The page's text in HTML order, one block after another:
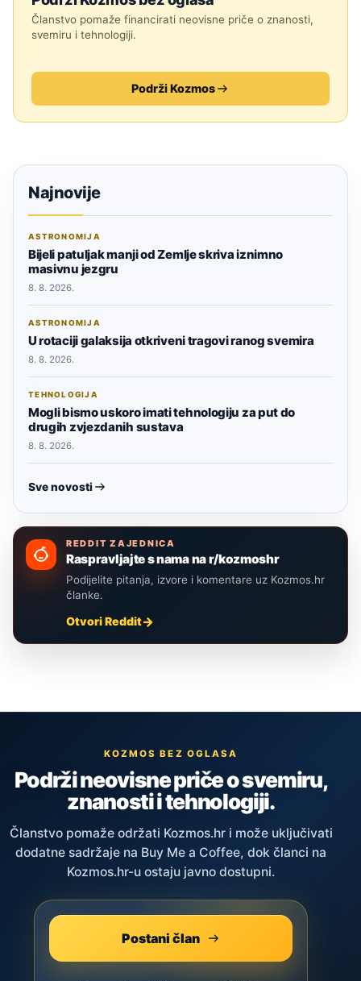
Članstvo pomaže financirati neovisne priče o znanosti,
svemiru i tehnologiji.
Podrži Kozmos
Najnovije
ASTRONOMIJA
Bijeli patuljak manji od Zemlje skriva iznimno
masivnu jezgru
8. 8. 2026.
ASTRONOMIJA
U rotaciji galaksija otkriveni tragovi ranog svemira
8. 8. 2026.
TEHNOLOGIJA
Mogli bismo uskoro imati tehnologiju za put do
drugih zvjezdanih sustava
8. 8. 2026.
Sve novosti
REDDIT ZAJEDNICA
Raspravljajte s nama na r/kozmoshr
Podijelite pitanja, izvore i komentare uz Kozmos.hr
članke.
Otvori Reddit
KOZMOS BEZ OGLASA
Podrži neovisne priče o svemiru,
znanosti i tehnologiji.
Članstvo pomaže održati Kozmos.hr i može uključivati
dodatne sadržaje na Buy Me a Coffee, dok članci na
Kozmos.hr-u ostaju javno dostupni.
Postani član